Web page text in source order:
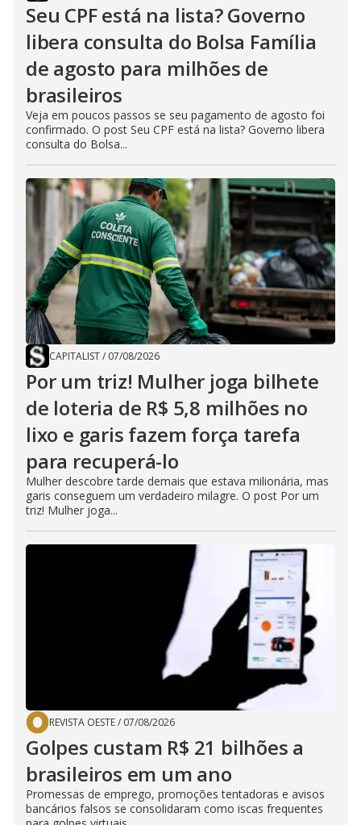
Seu CPF está na lista? Governo
libera consulta do Bolsa Família
de agosto para milhões de
brasileiros
Veja em poucos passos se seu pagamento de agosto foi
confirmado. O post Seu CPF está na lista? Governo libera
consulta do Bolsa...
CAPITALIST/ 07/08/2026
Por um triz! Mulher joga bilhete
de loteria de R$ 5,8 milhões no
lixo e garis fazem força tarefa
para recuperá-lo
Mulher descobre tarde demais que estava milionária, mas
garis conseguem um verdadeiro milagre. O post Por um
triz! Mulher joga...
REVISTA OESTE/ 07/08/2026
Golpes custam R$ 21 bilhões a
brasileiros em um ano
Promessas de emprego, promoções tentadoras e avisos
bancários falsos se consolidaram como iscas frequentes